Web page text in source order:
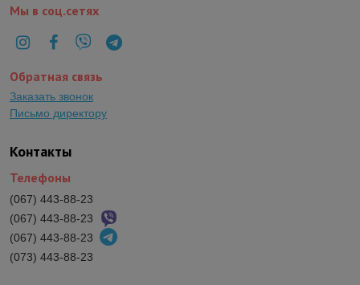
Контакты
Телефоны
(067) 443-88-23
(067) 443-88-23
(067) 443-88-23
(073) 443-88-23
Мы в соц.сетях
Обратная связь
Заказать звонок
Письмо директору